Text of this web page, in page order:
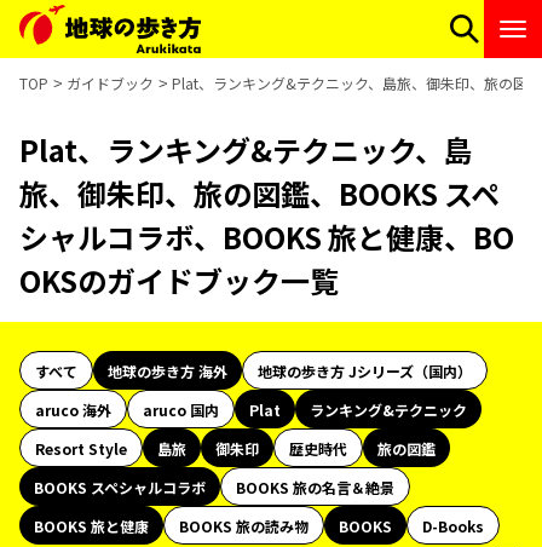
TOP ガイドブック Plat、ランキング&テクニック、島旅、御朱印、旅の図
Plat、ランキング&テクニック、島
旅、御朱印、旅の図鑑、BOOKS スペ
シャルコラボ、BOOKS 旅と健康、BO
OKSのガイドブック一覧
すべて 地球の歩き方 海外
地球の歩き方 Jシリーズ（国内）
aruco 海外
aruco 国内 Plat
ランキング&テクニック
Resort Style
島旅 御朱印 歴史時代
旅の図鑑
BOOKS スペシャルコラボ
BOOKS 旅の名言＆絶景
BOOKS 旅と健康
BOOKS 旅の読み物 BOOKS
D-Books